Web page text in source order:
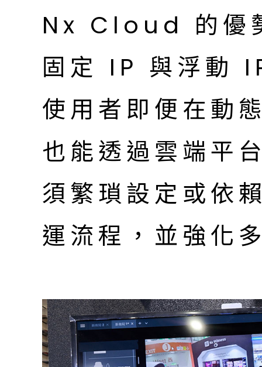
Nx Cloud 的優
固定 IP 與浮動
使用者即便在動
也能透過雲端平
須繁瑣設定或依
運流程，並強化